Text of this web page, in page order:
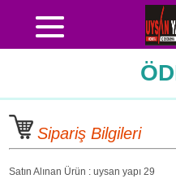
Sipariş Bilgileri
Satın Alınan Ürün : uysan yapı 29